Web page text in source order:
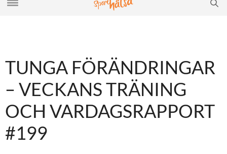
TUNGA FÖRÄNDRINGAR
– VECKANS TRÄNING
OCH VARDAGSRAPPORT
#199